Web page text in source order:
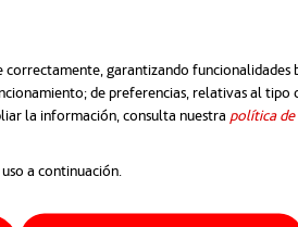
garantizando funcionalidades
de preferencias, relativas al tipo
la información, consulta nuestra política de
a continuación.